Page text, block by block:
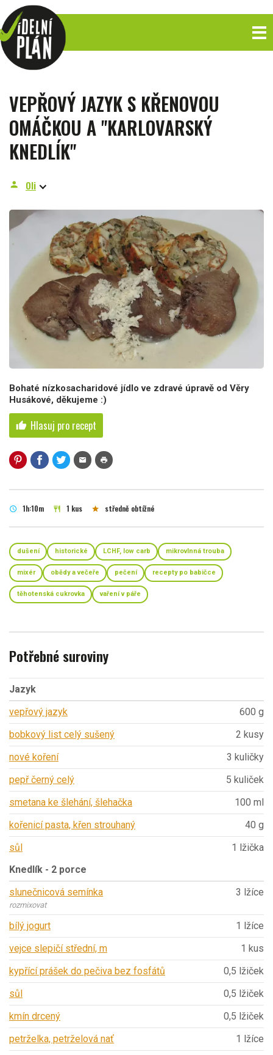
VEPŘOVÝ JAZYK S KŘENOVOU
OMÁČKOU A "KARLOVARSKÝ
KNEDLÍK"
person Oli
Bohaté nízkosacharidové jídlo ve zdravé úpravě od Věry
Husákové, děkujeme :)
thumb_up Hlasuj pro recept
mail print
schedule 1h:10m restaurant 1 kus star středně obtížné
dušení historické LCHF, low carb mikrovlnná trouba
mixér obědy a večeře pečení recepty po babičce
těhotenská cukrovka vaření v páře
Potřebné suroviny
Jazyk
vepřový jazyk
600 g
bobkový list celý sušený
2 kusy
nové koření
3 kuličky
pepř černý celý
5 kuliček
smetana ke šlehání, šlehačka
100 ml
kořenicí pasta, křen strouhaný
40 g
sůl
1 lžička
Knedlík - 2 porce
slunečnicová semínka
rozmixovat
3 lžíce
bílý jogurt
1 lžíce
vejce slepičí střední, m
1 kus
kypřící prášek do pečiva bez fosfátů
0,5 lžiček
sůl
0,5 lžiček
kmín drcený
0,5 lžiček
petrželka, petrželová nať
1 lžíce